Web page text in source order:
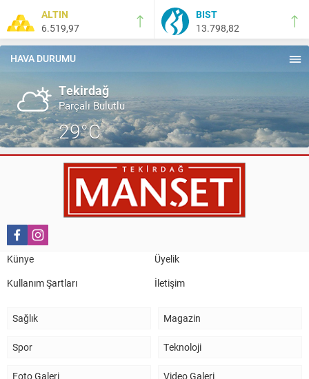
Salih Canikli
5 Kasım 2024 19:54
TEKİRDAĞ İL EMNİYET MÜDÜRÜMÜZE HAYIRLI OLSUN
ALTIN
6.519,97
BIST
13.798,82
HAVA DURUMU
Tekirdağ
Parçalı Bulutlu
29°C
Künye
Üyelik
Kullanım Şartları
İletişim
Sağlık Magazin
Spor Teknoloji
Foto Galeri Video Galeri